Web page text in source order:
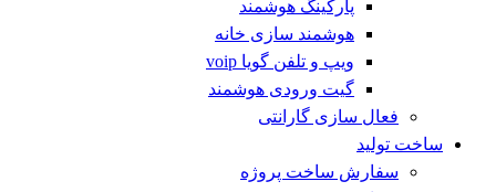
پارکینگ هوشمند
هوشمند سازی خانه
ویپ و تلفن گویا voip
گیت ورودی هوشمند
فعال سازی گارانتی
ساخت تولید
سفارش ساخت پروژه